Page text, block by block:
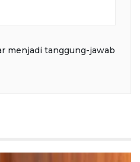
menjadi tanggung-jawab